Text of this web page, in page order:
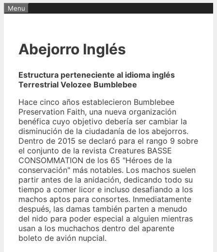
Menu
Abejorro Inglés
Estructura perteneciente al idioma inglés
Terrestrial Velozee Bumblebee
Hace cinco años establecieron Bumblebee
Preservation Faith, una nueva organización
benéfica cuyo objetivo debería ser cambiar la
disminución de la ciudadanía de los abejorros.
Dentro de 2015 se declaró para el rango 9 sobre
el conjunto de la revista Creatures BASSE
CONSOMMATION de los 65 "Héroes de la
conservación" más notables. Los machos suelen
partir antes de la anidación, dedicando todo su
tiempo a comer licor e incluso desafiando a los
machos aptos para consortes. Inmediatamente
después, las damas también parten a menudo
del nido para poder especial a alguien mientras
usan a los muchachos dentro del aparente
boleto de avión nupcial.